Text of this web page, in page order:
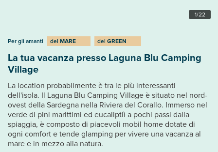
1/22
Per gli amanti del MARE del GREEN
La tua vacanza presso Laguna Blu Camping
Village
La location probabilmente è tra le più interessanti
dell'isola. Il Laguna Blu Camping Village è situato nel nord-
ovest della Sardegna nella Riviera del Corallo. Immerso nel
verde di pini marittimi ed eucaliptiì a pochi passi dalla
spiaggia, è composto di piacevoli mobil home dotate di
ogni comfort e tende glamping per vivere una vacanza al
mare e in mezzo alla natura.